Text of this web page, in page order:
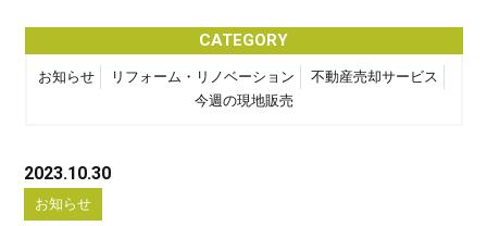
CATEGORY
お知らせ リフォーム・リノベーション
不動産売却サービス
今週の現地販売
2023.10.30
お知らせ